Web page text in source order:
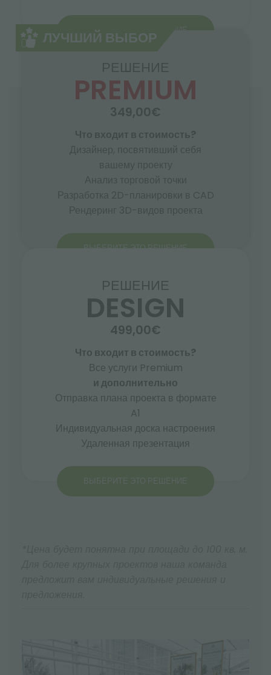
ВЫБЕРИТЕ ЭТО РЕШЕНИЕ
ЛУЧШИЙ ВЫБОР
РЕШЕНИЕ
PREMIUM
349,00€
Что входит в стоимость?
Дизайнер, посвятивший себя
вашему проекту
Анализ торговой точки
Разработка 2D-планировки в CAD
Рендеринг 3D-видов проекта
ВЫБЕРИТЕ ЭТО РЕШЕНИЕ
РЕШЕНИЕ
DESIGN
499,00€
Что входит в стоимость?
Все услуги Premium
и дополнительно
Отправка плана проекта в формате
A1
Индивидуальная доска настроения
Удаленная презентация
ВЫБЕРИТЕ ЭТО РЕШЕНИЕ